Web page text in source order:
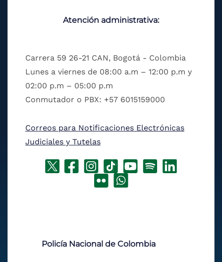
Atención administrativa:
Carrera 59 26-21 CAN, Bogotá - Colombia
Lunes a viernes de 08:00 a.m – 12:00 p.m y
02:00 p.m – 05:00 p.m
Conmutador o PBX: +57 6015159000
Correos para Notificaciones Electrónicas
Judiciales y Tutelas
Policía Nacional de Colombia